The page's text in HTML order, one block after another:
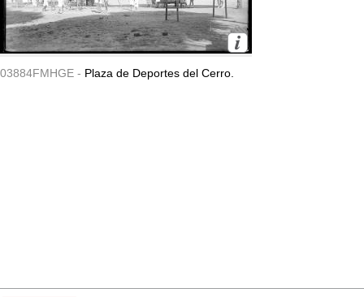
03884FMHGE - Plaza de Deportes del Cerro.